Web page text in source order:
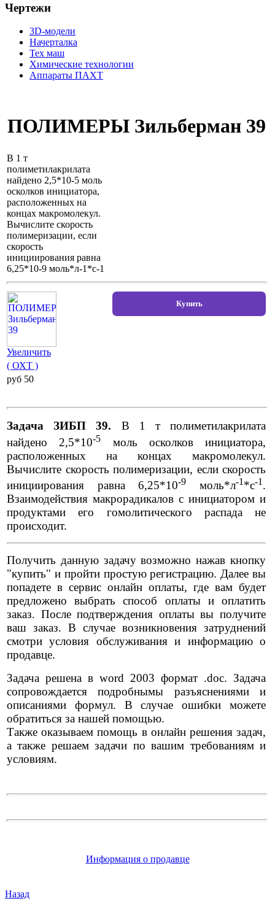
Чертежи
3D-модели
Начерталка
Тех маш
Химические технологии
Аппараты ПАХТ
ПОЛИМЕРЫ Зильберман 39
В 1 т
полиметилакрилата
найдено 2,5*10-5 моль
осколков инициатора,
расположенных на
концах макромолекул.
Вычислите скорость
полимеризации, если
скорость
инициирования равна
6,25*10-9 моль*л-1*с-1
Увеличить
( ОХТ )
pуб 50
Задача ЗИБП 39. В 1 т полиметилакрилата
найдено 2,5*10-5
моль осколков инициатора,
расположенных на концах макромолекул.
Вычислите скорость полимеризации, если скорость
инициирования равна 6,25*10-9 моль*л-1 *с-1 .
Взаимодействия макрорадикалов с инициатором и
продуктами его гомолитического распада не
происходит.
Получить данную задачу возможно нажав кнопку
"купить" и пройти простую регистрацию. Далее вы
попадете в сервис онлайн оплаты, где вам будет
предложено выбрать способ оплаты и оплатить
заказ. После подтверждения оплаты вы получите
ваш заказ. В случае возникновения затруднений
смотри условия обслуживания и информацию о
продавце.
Задача решена в word 2003 формат .doc. Задача
сопровождается подробнымы разъяснениями и
описаниями формул. В случае ошибки можете
обратиться за нашей помощью.
Также оказываем помощь в онлайн решения задач,
а также решаем задачи по вашим требованиям и
условиям.
Информация о продавце
Назад